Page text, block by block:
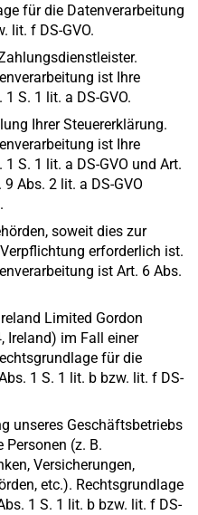
für die Datenverarbeitung
lit. f DS-GVO.
ist Ihre
S. 1 lit. a DS-GVO.
Ihrer Steuererklärung.
ist Ihre
S. 1 lit. a DS-GVO und Art.
Abs. 2 lit. a DS-GVO
soweit dies zur
erforderlich ist.
ist Art. 6 Abs.
Limited Gordon
Ireland) im Fall einer
für die
1 S. 1 lit. b bzw. lit. f DS-
unseres Geschäftsbetriebs
(z. B.
Versicherungen,
etc.). Rechtsgrundlage
1 S. 1 lit. b bzw. lit. f DS-